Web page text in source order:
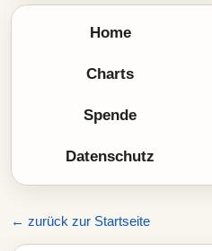
Home
Charts
Spende
Datenschutz
← zurück zur Startseite